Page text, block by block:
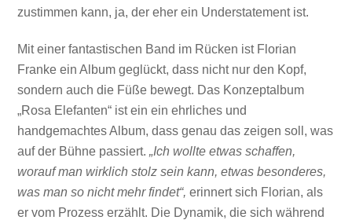
zustimmen kann, ja, der eher ein Understatement ist.
Mit einer fantastischen Band im Rücken ist Florian
Franke ein Album geglückt, dass nicht nur den Kopf,
sondern auch die Füße bewegt. Das Konzeptalbum
„Rosa Elefanten“ ist ein ein ehrliches und
handgemachtes Album, dass genau das zeigen soll, was
auf der Bühne passiert. „Ich wollte etwas schaffen,
worauf man wirklich stolz sein kann, etwas besonderes,
was man so nicht mehr findet“, erinnert sich Florian, als
er vom Prozess erzählt. Die Dynamik, die sich während